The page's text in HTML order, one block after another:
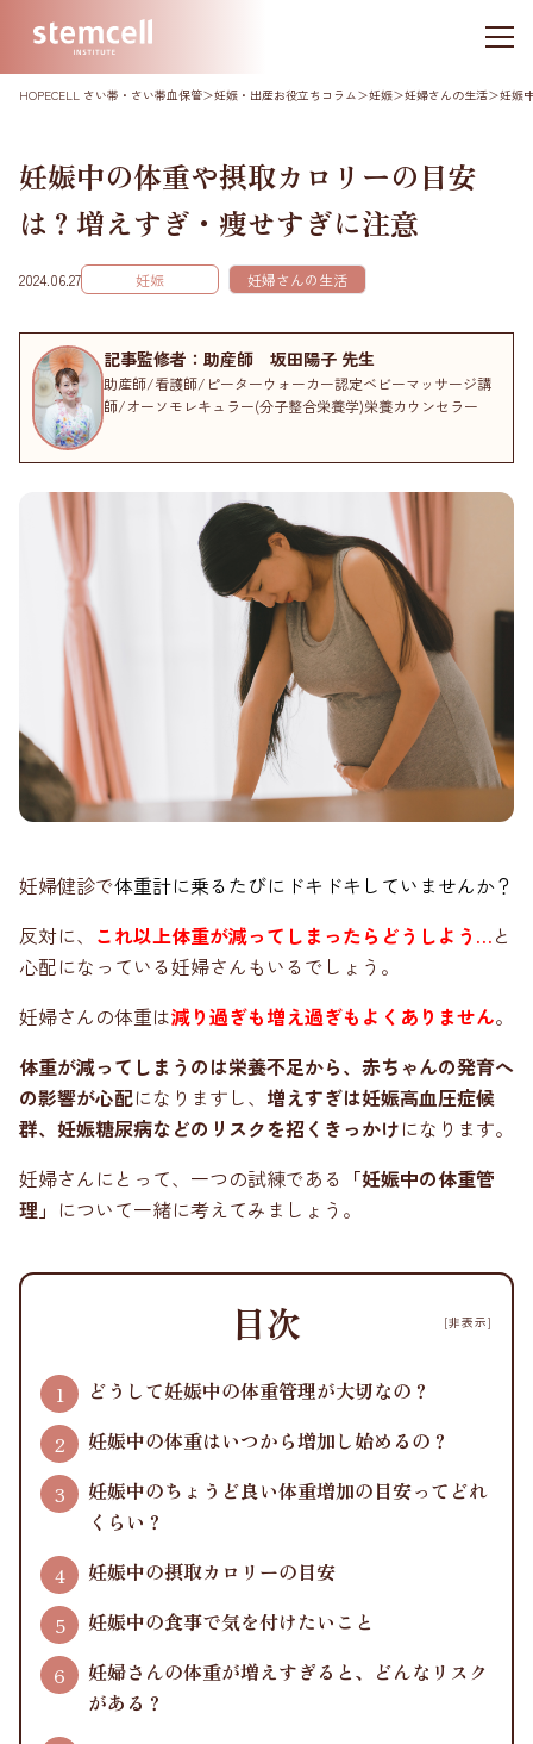
HOPECELL さい帯・さい帯血保管＞妊娠・出産お役立ちコラム＞妊娠＞妊婦さんの生活＞妊娠
妊娠中の体重や摂取カロリーの目安
は？増えすぎ・痩せすぎに注意
2024.06.27 妊娠 妊婦さんの生活
記事監修者：助産師 坂田陽子 先生
助産師/看護師/ピーターウォーカー認定ベビーマッサージ講
師/オーソモレキュラー(分子整合栄養学)栄養カウンセラー
妊婦健診で体重計に乗るたびにドキドキしていませんか？
反対に、 これ以上体重が減ってしまったらどうしよう…と
心配になっている妊婦さんもいるでしょう。
妊婦さんの体重は減り過ぎも増え過ぎもよくありません。
体重が減ってしまうのは栄養不足から、赤ちゃんの発育へ
の影響が心配になりますし、 増えすぎは妊娠高血圧症候
群、妊娠糖尿病などのリスクを招くきっかけになります。
妊婦さんにとって、一つの試練である 「妊娠中の体重管
理」 について一緒に考えてみましょう。
[非表示]
目次
どうして妊娠中の体重管理が大切なの？
妊娠中の体重はいつから増加し始めるの？
妊娠中のちょうど良い体重増加の目安ってどれ
くらい？
妊娠中の摂取カロリーの目安
妊娠中の食事で気を付けたいこと
妊婦さんの体重が増えすぎると、どんなリスク
がある？